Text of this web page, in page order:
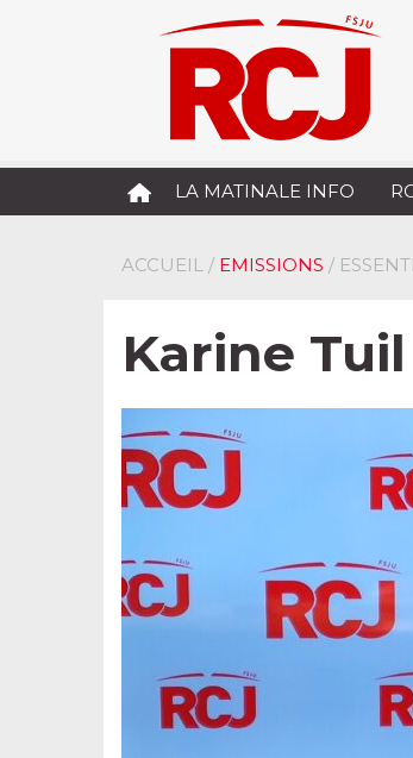
LA MATINALE INFO
ACCUEIL / EMISSIONS /
Karine